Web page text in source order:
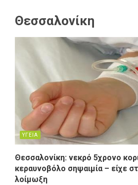
Θεσσαλονίκη
ΥΓΕΙΑ
Θεσσαλονίκη: νεκρό 5χρονο
κεραυνοβόλο σηψαιμία – είχε
λοίμωξη